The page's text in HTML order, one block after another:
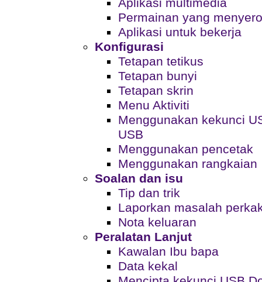
Permainan yang
Aplikasi untuk bekerja
Konfigurasi
Tetapan tetikus
Tetapan bunyi
Tetapan skrin
Menu Aktiviti
Menggunakan kekunci
USB
Menggunakan pencetak
Menggunakan rangkaian
Soalan dan isu
Tip dan trik
Laporkan masalah
Nota keluaran
Peralatan Lanjut
Kawalan Ibu bapa
Data kekal